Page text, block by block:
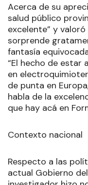
Acerca de su
salud público
excelente” y
sorprende
fantasía
“El hecho de estar
en
de punta en
habla de la
que hay acá en
Contexto nacional
Respecto a las
actual Gobierno